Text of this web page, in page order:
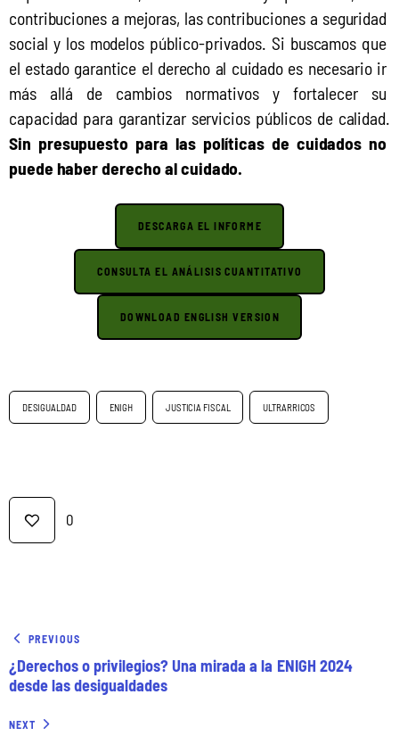
contribuciones a mejoras, las contribuciones a seguridad
social y los modelos público-privados. Si buscamos que
el estado garantice el derecho al cuidado es necesario ir
más allá de cambios normativos y fortalecer su
capacidad para garantizar servicios públicos de calidad.
Sin presupuesto para las políticas de cuidados no
puede haber derecho al cuidado.
DESCARGA EL INFORME
CONSULTA EL ANÁLISIS CUANTITATIVO
DOWNLOAD ENGLISH VERSION
DESIGUALDAD ENIGH JUSTICIA FISCAL ULTRARRICOS
0
PREVIOUS
¿Derechos o privilegios? Una mirada a la ENIGH 2024
desde las desigualdades
NEXT